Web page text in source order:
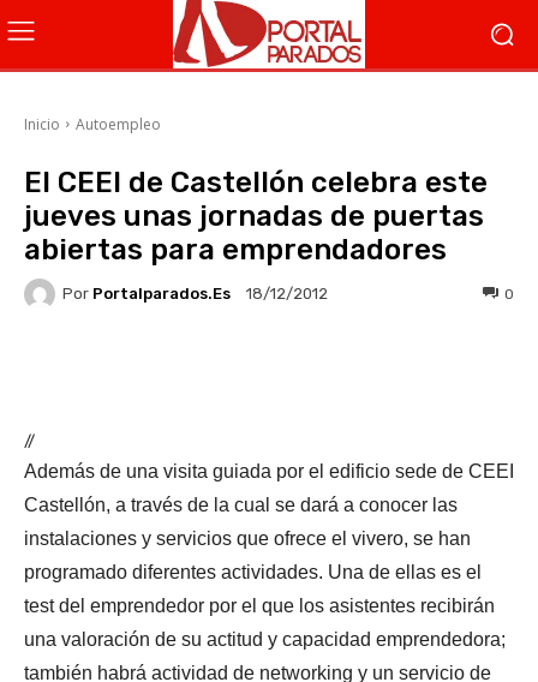
Inicio Autoempleo
El CEEI de Castellón celebra este
jueves unas jornadas de puertas
abiertas para emprendadores
Por Portalparados.es 18/12/2012 0
//
Además de una visita guiada por el edificio sede de CEEI
Castellón, a través de la cual se dará a conocer las
instalaciones y servicios que ofrece el vivero, se han
programado diferentes actividades. Una de ellas es el
test del emprendedor por el que los asistentes recibirán
una valoración de su actitud y capacidad emprendedora;
también habrá actividad de networking y un servicio de